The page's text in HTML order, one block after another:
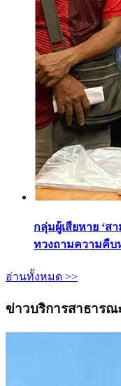
กลุ่มผู้เสียหาย ‘ส
ทวงถามความคืบ
อ่านทั้งหมด >>
ข่าวบริการสาธารณ